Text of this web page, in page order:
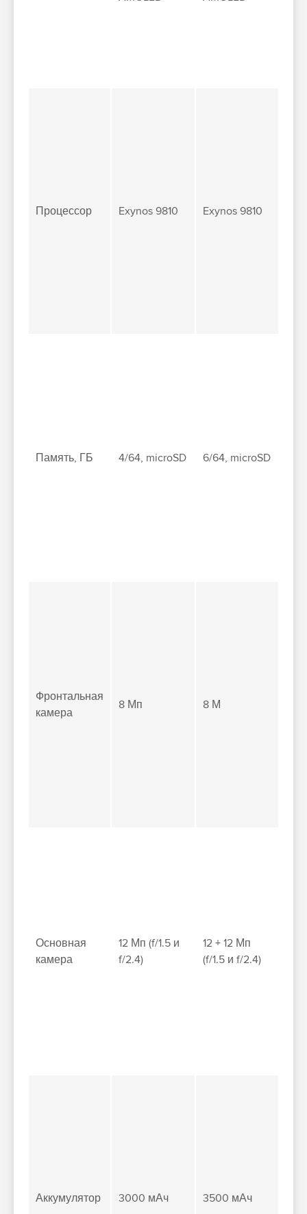
Процессор Exynos 9810 Exynos 9810
Память, ГБ 4/64, microSD 6/64, microSD
Фронтальная
камера
8 Мп 8 М
Основная
камера
12 Мп (f/1.5 и
f/2.4)
12 + 12 Мп
(f/1.5 и f/2.4)
Аккумулятор 3000 мАч 3500 мАч